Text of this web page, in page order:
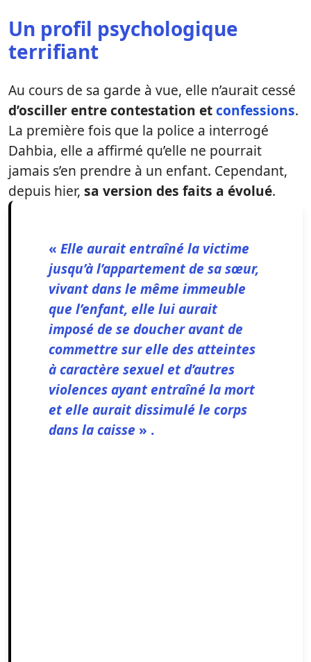
Un profil psychologique
terrifiant
Au cours de sa garde à vue, elle n’aurait cessé
d’osciller entre contestation etconfessions.
La première fois que la police a interrogé
Dahbia, elle a affirmé qu’elle ne pourrait
jamais s’en prendre à un enfant. Cependant,
depuis hier, sa version des faits a évolué.
« Elle aurait entraîné la victime
jusqu’à l’appartement de sa sœur,
vivant dans le même immeuble
que l’enfant, elle lui aurait
imposé de se doucher avant de
commettre sur elle des atteintes
à caractère sexuel et d’autres
violences ayant entraîné la mort
et elle aurait dissimulé le corps
dans la caisse » .